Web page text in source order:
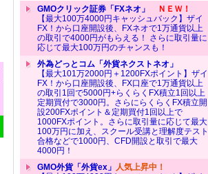
GMOクリック証券「FXネオ」
ＮＥＷ！
【最大100万4000円キャッシュバック】ザイ
FX！から口座開設後、FXネオで1万通貨以上
の取引で4000円がもらえる！ さらに取引量に
応じて最大100万円のチャンスも！
外為どっとコム「外貨ネクストネオ」
【最大101万2000円＋1200FXポイント】ザイ
FX！から口座開設後、FX口座で1万通貨以上
の取引1回で5000円+らくらくFX積立1回以上
定期買付で3000円。さらにらくらくFX積立開
設200FXポイント＆定期買付1回以上で
1000FXポイント。さらに取引量に応じて最大
100万円に加え、スクール受講と理解度テスト
合格などで1000円、CFD開設と取引で最大
4000円！
GMO外貨「外貨ex」 人気上昇中！